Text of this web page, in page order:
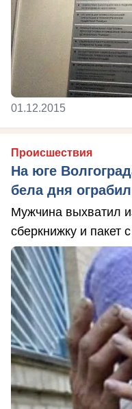
01.12.2015
Происшествия
На юге
бела дня
Мужчина выхватил
сберкнижку и пакет